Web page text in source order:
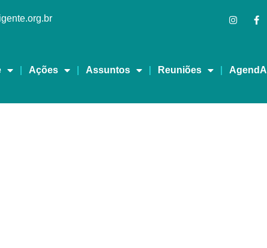
Ações Assuntos Reuniões